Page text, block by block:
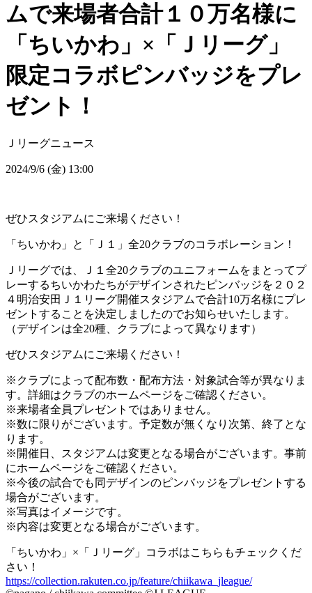
ムで来場者合計１０万名様に
「ちいかわ」×「Ｊリーグ」
限定コラボピンバッジをプレ
ゼント！
Ｊリーグニュース
2024/9/6 (金) 13:00
ぜひスタジアムにご来場ください！
「ちいかわ」と「Ｊ１」全20クラブのコラボレーション！
Ｊリーグでは、Ｊ１全20クラブのユニフォームをまとってプ
レーするちいかわたちがデザインされたピンバッジを２０２
４明治安田Ｊ１リーグ開催スタジアムで合計10万名様にプレ
ゼントすることを決定しましたのでお知らせいたします。
（デザインは全20種、クラブによって異なります）
ぜひスタジアムにご来場ください！
※クラブによって配布数・配布方法・対象試合等が異なりま
す。詳細はクラブのホームページをご確認ください。
※来場者全員プレゼントではありません。
※数に限りがございます。予定数が無くなり次第、終了とな
ります。
※開催日、スタジアムは変更となる場合がございます。事前
にホームページをご確認ください。
※今後の試合でも同デザインのピンバッジをプレゼントする
場合がございます。
※写真はイメージです。
※内容は変更となる場合がございます。
「ちいかわ」×「Ｊリーグ」コラボはこちらもチェックくだ
さい！
https://collection.rakuten.co.jp/feature/chiikawa_jleague/